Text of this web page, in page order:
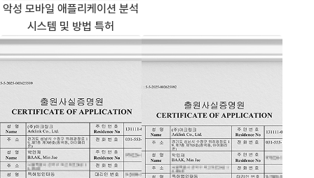
악성 모바일 애플리케이션 분석
시스템 및 방법 특허
빅데이터 기반 피싱 범죄 가해자 식별 시스템 특허지능형 몸캠 피싱 범죄 대응 시스템 및